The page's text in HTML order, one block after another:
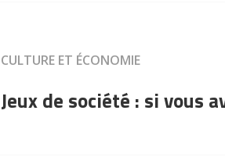
CULTURE ET ÉCONOMIE
Jeux de société : si vous